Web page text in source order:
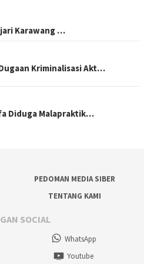
Karawang …
Dugaan Kriminalisasi Akt…
Diduga Malapraktik…
PEDOMAN MEDIA SIBER
TENTANG KAMI
SOCIAL
WhatsApp
Youtube